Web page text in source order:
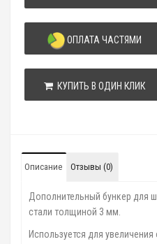
ОПЛАТА ЧАСТЯМИ
КУПИТЬ В ОДИН КЛИК
Описание Отзывы (0)
Дополнительный бункер для
стали толщиной 3 мм.
Используется для